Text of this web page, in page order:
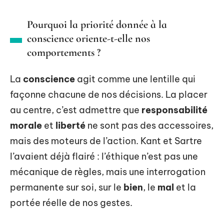
Pourquoi la priorité donnée à la
conscience oriente-t-elle nos
comportements ?
La conscience agit comme une lentille qui
façonne chacune de nos décisions. La placer
au centre, c’est admettre que responsabilité
morale et liberté ne sont pas des accessoires,
mais des moteurs de l’action. Kant et Sartre
l’avaient déjà flairé : l’éthique n’est pas une
mécanique de règles, mais une interrogation
permanente sur soi, sur le bien, le mal et la
portée réelle de nos gestes.